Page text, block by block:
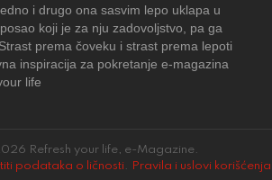
i drugo ona sasvim lepo uklapa u
koji je za nju zadovoljstvo, pa ga
prema čoveku i strast prema lepoti
inspiracija za pokretanje e-magazina
life
Refresh your life, e-Magazine.
podataka o ličnosti . Pravila i uslovi korišćenja